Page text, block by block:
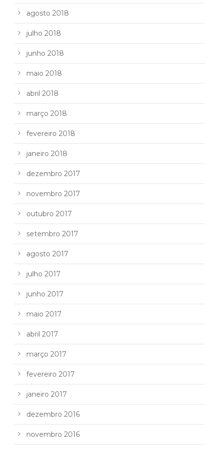
agosto 2018
julho 2018
junho 2018
maio 2018
abril 2018
março 2018
fevereiro 2018
janeiro 2018
dezembro 2017
novembro 2017
outubro 2017
setembro 2017
agosto 2017
julho 2017
junho 2017
maio 2017
abril 2017
março 2017
fevereiro 2017
janeiro 2017
dezembro 2016
novembro 2016